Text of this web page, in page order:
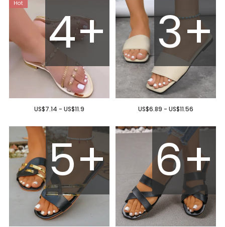
4+
US$7.14 - US$11.9
3+
US$6.89 - US$11.56
5+ 6+